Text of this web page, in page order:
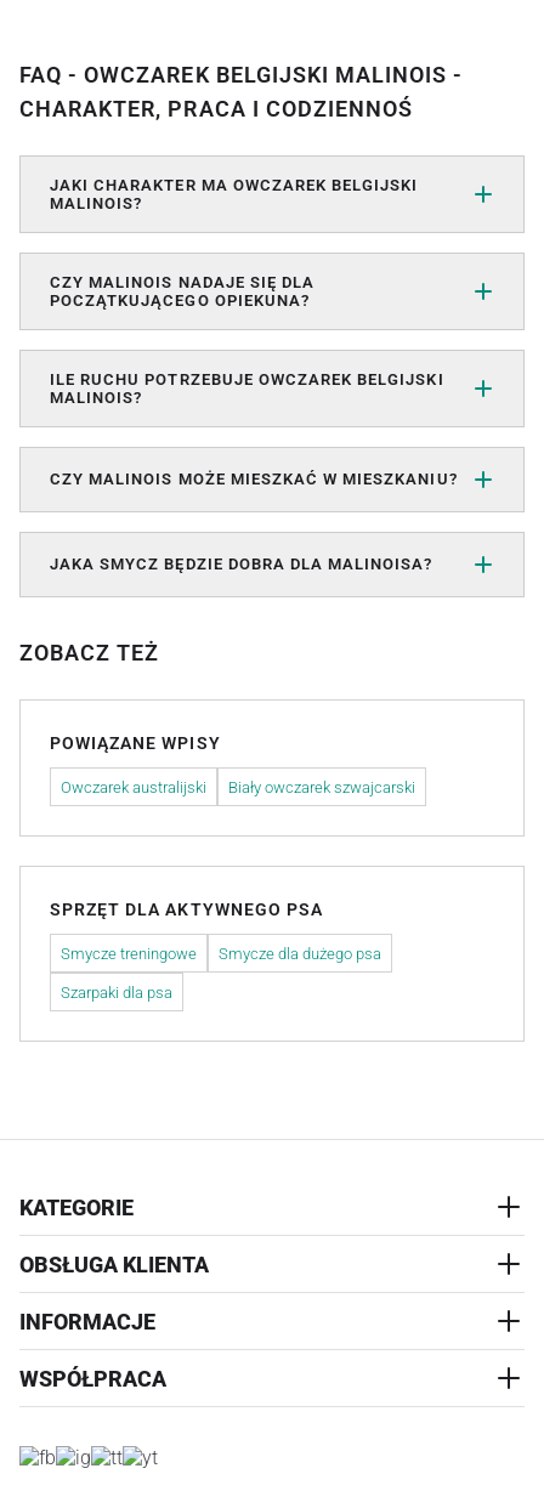
FAQ - OWCZAREK BELGIJSKI MALINOIS -
CHARAKTER, PRACA I CODZIENNOŚ
JAKI CHARAKTER MA OWCZAREK BELGIJSKI
MALINOIS?
CZY MALINOIS NADAJE SIĘ DLA
POCZĄTKUJĄCEGO OPIEKUNA?
ILE RUCHU POTRZEBUJE OWCZAREK BELGIJSKI
MALINOIS?
CZY MALINOIS MOŻE MIESZKAĆ W MIESZKANIU?
JAKA SMYCZ BĘDZIE DOBRA DLA MALINOISA?
ZOBACZ TEŻ
POWIĄZANE WPISY
Owczarek australijski Biały owczarek szwajcarski
SPRZĘT DLA AKTYWNEGO PSA
Smycze treningowe Smycze dla dużego psa
Szarpaki dla psa
KATEGORIE
AKCESORIA
WYPRZEDAŻ
OBSŁUGA KLIENTA
REALIZACJA I WYSYŁKA
WYMIANA
PŁATNOŚCI
INFORMACJE
KONTAKT
O PRODUKCIE
WSPÓŁPRACA